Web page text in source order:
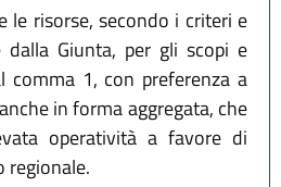
le risorse, secondo i criteri e
Giunta, per gli scopi e
comma 1, con preferenza a
in forma aggregata, che
operatività a favore di
regionale.